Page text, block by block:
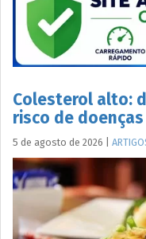
Colesterol alto:
risco de
5 de agosto de 2026